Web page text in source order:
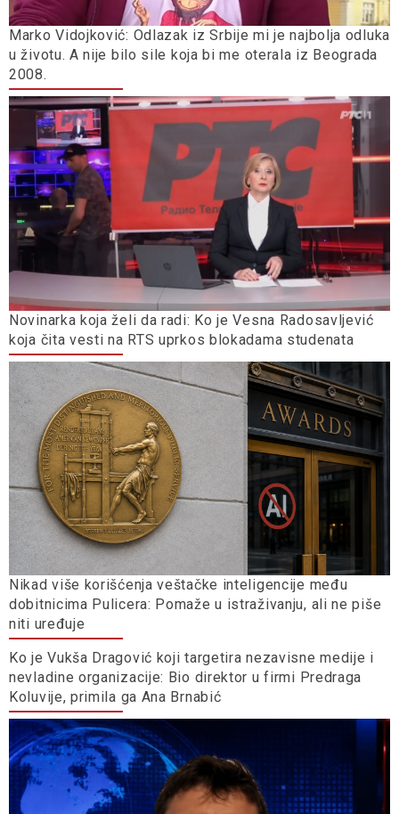
Marko Vidojković: Odlazak iz Srbije mi je najbolja odluka
u životu. A nije bilo sile koja bi me oterala iz Beograda
2008.
Novinarka koja želi da radi: Ko je Vesna Radosavljević
koja čita vesti na RTS uprkos blokadama studenata
Nikad više korišćenja veštačke inteligencije među
dobitnicima Pulicera: Pomaže u istraživanju, ali ne piše
niti uređuje
Ko je Vukša Dragović koji targetira nezavisne medije i
nevladine organizacije: Bio direktor u firmi Predraga
Koluvije, primila ga Ana Brnabić